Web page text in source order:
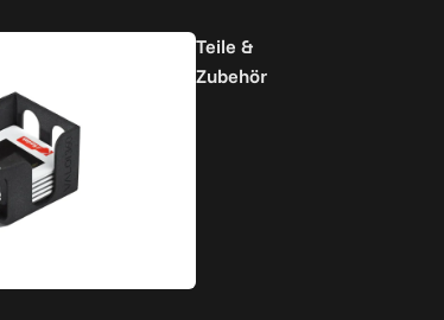
Teile &
Zubehör